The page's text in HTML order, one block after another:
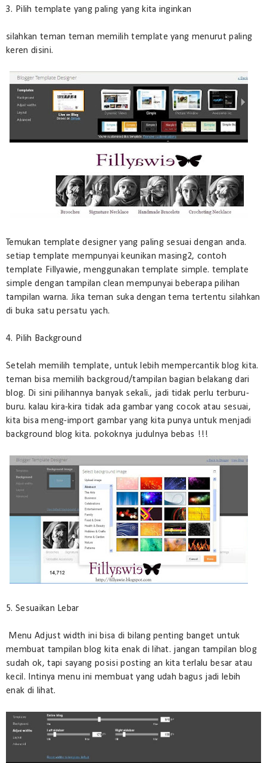
3. Pilih template yang paling yang kita inginkan
silahkan teman teman memilih template yang menurut paling
keren disini.
Temukan template designer yang paling sesuai dengan anda.
setiap template mempunyai keunikan masing2, contoh
template Fillyawie, menggunakan template simple. template
simple dengan tampilan clean mempunyai beberapa pilihan
tampilan warna. Jika teman suka dengan tema tertentu silahkan
di buka satu persatu yach.
4. Pilih Background
Setelah memilih template, untuk lebih mempercantik blog kita.
teman bisa memilih backgroud/tampilan bagian belakang dari
blog. Di sini pilihannya banyak sekali., jadi tidak perlu terburu-
buru. kalau kira-kira tidak ada gambar yang cocok atau sesuai,
kita bisa meng-import gambar yang kita punya untuk menjadi
background blog kita. pokoknya judulnya bebas !!!
5. Sesuaikan Lebar
Menu Adjust width ini bisa di bilang penting banget untuk
membuat tampilan blog kita enak di lihat. jangan tampilan blog
sudah ok, tapi sayang posisi posting an kita terlalu besar atau
kecil. Intinya menu ini membuat yang udah bagus jadi lebih
enak di lihat.